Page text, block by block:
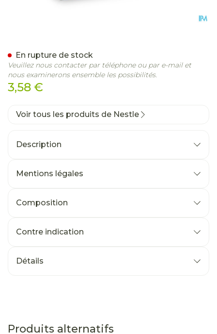
3,58 €
En rupture de stock
Veuillez nous contacter par téléphone ou par e-mail et
nous examinerons ensemble les possibilités.
Voir tous les produits de Nestle
Description
Mentions légales
Composition
Contre indication
Détails
Produits alternatifs